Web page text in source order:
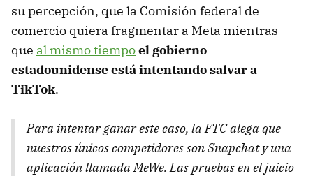
su percepción, que la Comisión federal de
comercio quiera fragmentar a Meta mientras
que al mismo tiempoel gobierno
estadounidense está intentando salvar a
TikTok.
Para intentar ganar este caso, la FTC alega que
nuestros únicos competidores son Snapchat y una
aplicación llamada MeWe. Las pruebas en el juicio